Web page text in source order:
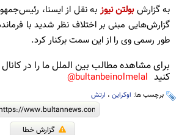
به گزارش بولتن نیوز به نقل از ایسنا،
گزارش‌هایی مبنی بر اختلاف نظر شدید با
طور رسمی وی را از این سمت برکنار کرد.
برای مشاهده مطالب بین الملل ما را در
کنید bultanbeinolmelal@
برچسب ها: اوکراین ، ارتش
گزارش خطا